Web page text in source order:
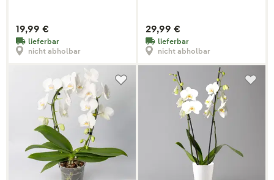
19,99 €
lieferbar
nicht abholbar
29,99 €
lieferbar
nicht abholbar